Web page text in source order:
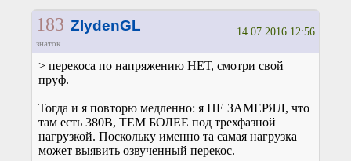
183 ZlydenGL
знаток
14.07.2016 12:56
> перекоса по напряжению НЕТ, смотри свой
пруф.
Тогда и я повторю медленно: я НЕ ЗАМЕРЯЛ, что
там есть 380В, ТЕМ БОЛЕЕ под трехфазной
нагрузкой. Поскольку именно та самая нагрузка
может выявить озвученный перекос.